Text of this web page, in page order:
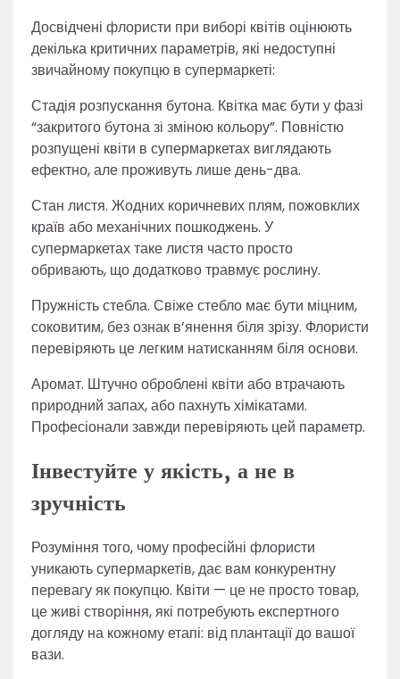
Досвідчені флористи при виборі квітів оцінюють
декілька критичних параметрів, які недоступні
звичайному покупцю в супермаркеті:
Стадія розпускання бутона. Квітка має бути у фазі
“закритого бутона зі зміною кольору”. Повністю
розпущені квіти в супермаркетах виглядають
ефектно, але проживуть лише день-два.
Стан листя. Жодних коричневих плям, пожовклих
країв або механічних пошкоджень. У
супермаркетах таке листя часто просто
обривають, що додатково травмує рослину.
Пружність стебла. Свіже стебло має бути міцним,
соковитим, без ознак в’янення біля зрізу. Флористи
перевіряють це легким натисканням біля основи.
Аромат. Штучно оброблені квіти або втрачають
природний запах, або пахнуть хімікатами.
Професіонали завжди перевіряють цей параметр.
Інвестуйте у якість, а не в
зручність
Розуміння того, чому професійні флористи
уникають супермаркетів, дає вам конкурентну
перевагу як покупцю. Квіти — це не просто товар,
це живі створіння, які потребують експертного
догляду на кожному етапі: від плантації до вашої
вази.